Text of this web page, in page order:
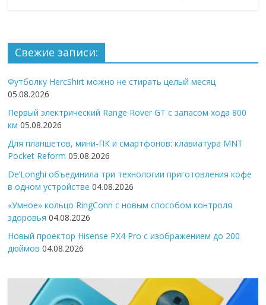
Свежие записи:
Футболку HercShirt можно не стирать целый месяц
05.08.2026
Первый электрический Range Rover GT с запасом хода 800
км 05.08.2026
Для планшетов, мини-ПК и смартфонов: клавиатура MNT
Pocket Reform 05.08.2026
De’Longhi объединила три технологии приготовления кофе
в одном устройстве 04.08.2026
«Умное» кольцо RingConn с новым способом контроля
здоровья 04.08.2026
Новый проектор Hisense PX4 Pro с изображением до 200
дюймов 04.08.2026